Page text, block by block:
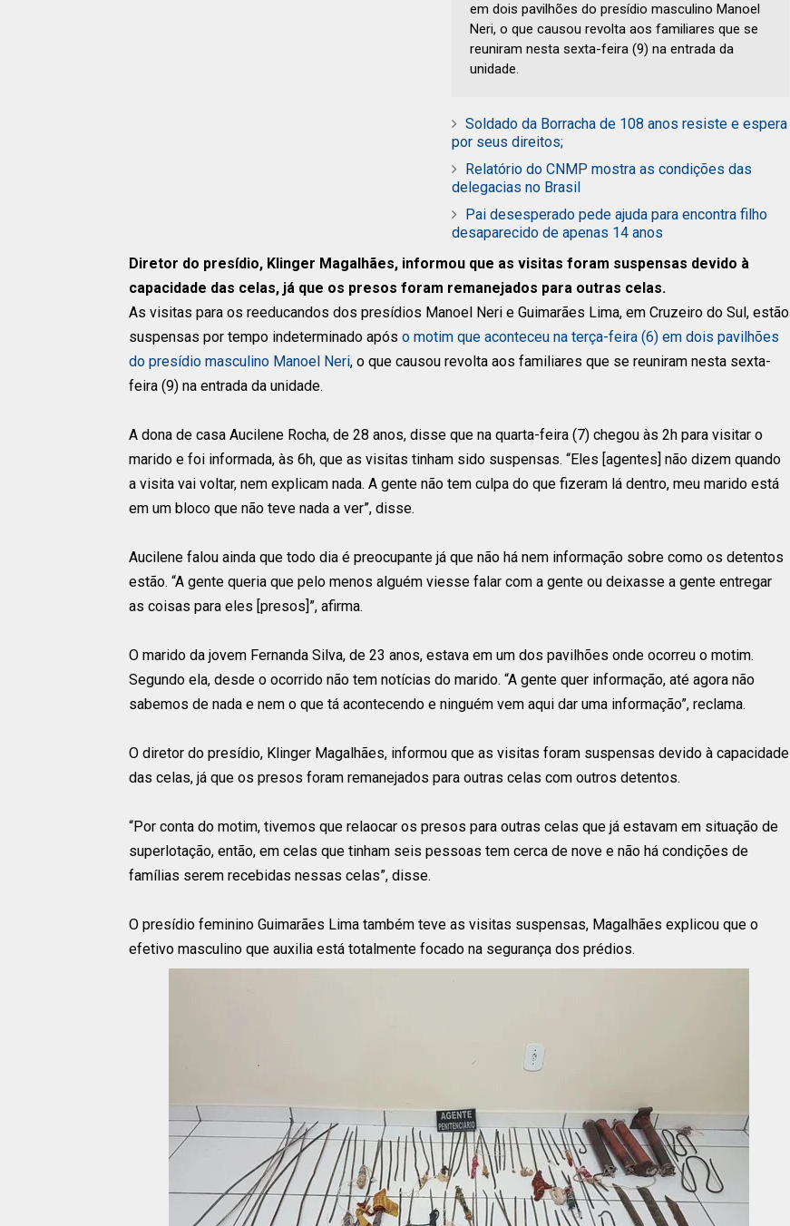
em dois pavilhões do presídio masculino Manoel
Neri, o que causou revolta aos familiares que se
reuniram nesta sexta-feira (9) na entrada da
unidade.
Soldado da Borracha de 108 anos resiste e espera
por seus direitos;
Relatório do CNMP mostra as condições das
delegacias no Brasil
Pai desesperado pede ajuda para encontra filho
desaparecido de apenas 14 anos
Diretor do presídio, Klinger Magalhães, informou que as visitas foram suspensas devido à
capacidade das celas, já que os presos foram remanejados para outras celas.
As visitas para os reeducandos dos presídios Manoel Neri e Guimarães Lima, em Cruzeiro do Sul, estão
suspensas por tempo indeterminado após o motim que aconteceu na terça-feira (6) em dois pavilhões
do presídio masculino Manoel Neri, o que causou revolta aos familiares que se reuniram nesta sexta-
feira (9) na entrada da unidade.
A dona de casa Aucilene Rocha, de 28 anos, disse que na quarta-feira (7) chegou às 2h para visitar o
marido e foi informada, às 6h, que as visitas tinham sido suspensas. “Eles [agentes] não dizem quando
a visita vai voltar, nem explicam nada. A gente não tem culpa do que fizeram lá dentro, meu marido está
em um bloco que não teve nada a ver”, disse.
Aucilene falou ainda que todo dia é preocupante já que não há nem informação sobre como os detentos
estão. “A gente queria que pelo menos alguém viesse falar com a gente ou deixasse a gente entregar
as coisas para eles [presos]”, afirma.
O marido da jovem Fernanda Silva, de 23 anos, estava em um dos pavilhões onde ocorreu o motim.
Segundo ela, desde o ocorrido não tem notícias do marido. “A gente quer informação, até agora não
sabemos de nada e nem o que tá acontecendo e ninguém vem aqui dar uma informação”, reclama.
O diretor do presídio, Klinger Magalhães, informou que as visitas foram suspensas devido à capacidade
das celas, já que os presos foram remanejados para outras celas com outros detentos.
“Por conta do motim, tivemos que relaocar os presos para outras celas que já estavam em situação de
superlotação, então, em celas que tinham seis pessoas tem cerca de nove e não há condições de
famílias serem recebidas nessas celas”, disse.
O presídio feminino Guimarães Lima também teve as visitas suspensas, Magalhães explicou que o
efetivo masculino que auxilia está totalmente focado na segurança dos prédios.